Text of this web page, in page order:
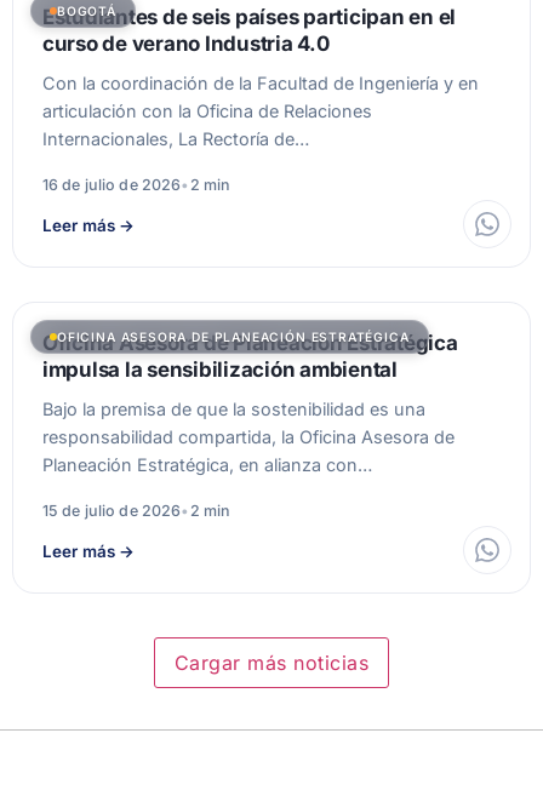
BOGOTÁ
Estudiantes de seis países participan en el
curso de verano Industria 4.0
Con la coordinación de la Facultad de Ingeniería y en
articulación con la Oficina de Relaciones
Internacionales, La Rectoría de…
16 de julio de 2026• 2 min
Leer más →
OFICINA ASESORA DE PLANEACIÓN ESTRATÉGICA
Oficina Asesora de Planeación Estratégica
impulsa la sensibilización ambiental
Bajo la premisa de que la sostenibilidad es una
responsabilidad compartida, la Oficina Asesora de
Planeación Estratégica, en alianza con…
15 de julio de 2026• 2 min
Leer más →
Cargar más noticias